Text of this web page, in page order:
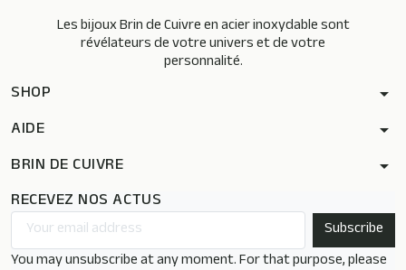
Les bijoux Brin de Cuivre en acier inoxydable sont
révélateurs de votre univers et de votre
personnalité.
SHOP arrow_drop_down
AIDE arrow_drop_down
BRIN DE CUIVRE arrow_drop_down
RECEVEZ NOS ACTUS
You may unsubscribe at any moment. For that purpose, please